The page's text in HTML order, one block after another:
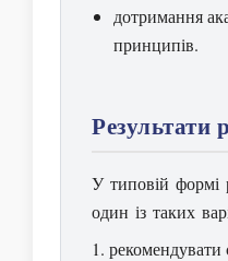
дотримання
принципів.
Результати
У типовій формі
один із таких
рекомендувати